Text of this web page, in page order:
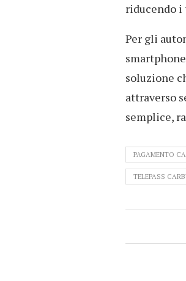
riducendo
Per gli
soluzione
attraverso
semplice,
PAGAMENTO
TELEPASS